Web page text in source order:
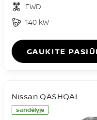
FWD
140 kW
GAUKITE
sandėlyje
Nissan QASHQAI